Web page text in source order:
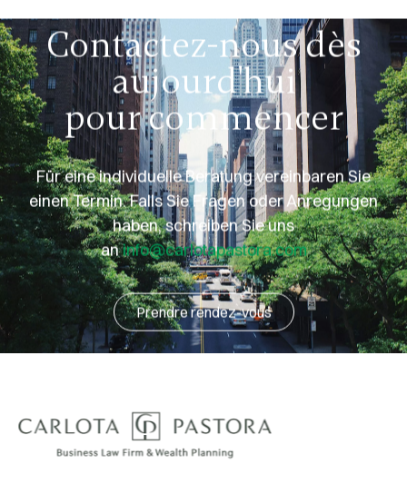
Contactez-nous dès
aujourd'hui
pour commencer
Für eine individuelle Beratung vereinbaren Sie
einen Termin. Falls Sie Fragen oder Anregungen
haben, schreiben Sie uns
aninfo@carlotapastora.com
Prendre rendez-vous